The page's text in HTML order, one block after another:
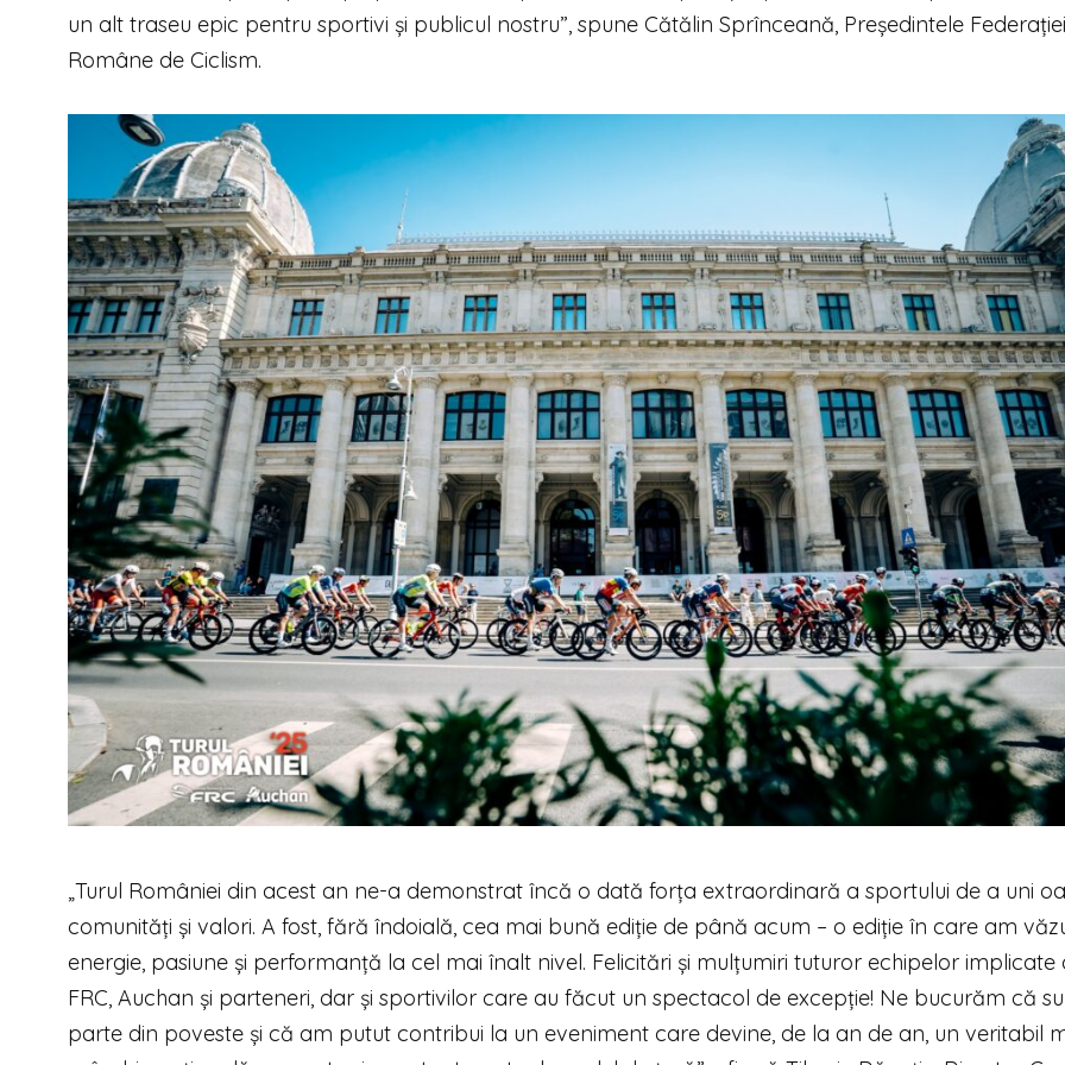
un alt traseu epic pentru sportivi și publicul nostru”, spune Cătălin Sprînceană, Președintele Federației
Române de Ciclism.
„Turul României din acest an ne-a demonstrat încă o dată forța extraordinară a sportului de a uni
comunități și valori. A fost, fără îndoială, cea mai bună ediție de până acum – o ediție în care am
energie, pasiune și performanță la cel mai înalt nivel. Felicitări și mulțumiri tuturor echipelor implicate
FRC, Auchan și parteneri, dar și sportivilor care au făcut un spectacol de excepție! Ne bucurăm că
parte din poveste și că am putut contribui la un eveniment care devine, de la an de an, un veritabil